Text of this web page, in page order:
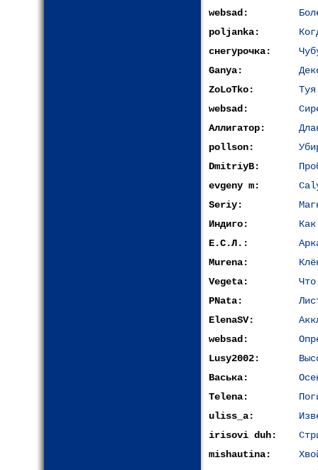
websad:
poljanka:
снегурочка:
Ganya:
ZoLoTko:
websad:
Аллигатор:
pollson:
DmitriyB:
evgeny m:
Seriy:
Индиго:
Е.С.Л.:
Murena:
Vegeta:
PNata:
ElenaSV:
websad:
Lusy2002:
Васька:
Telena:
uliss_a:
irisovi duh:
mishautina: